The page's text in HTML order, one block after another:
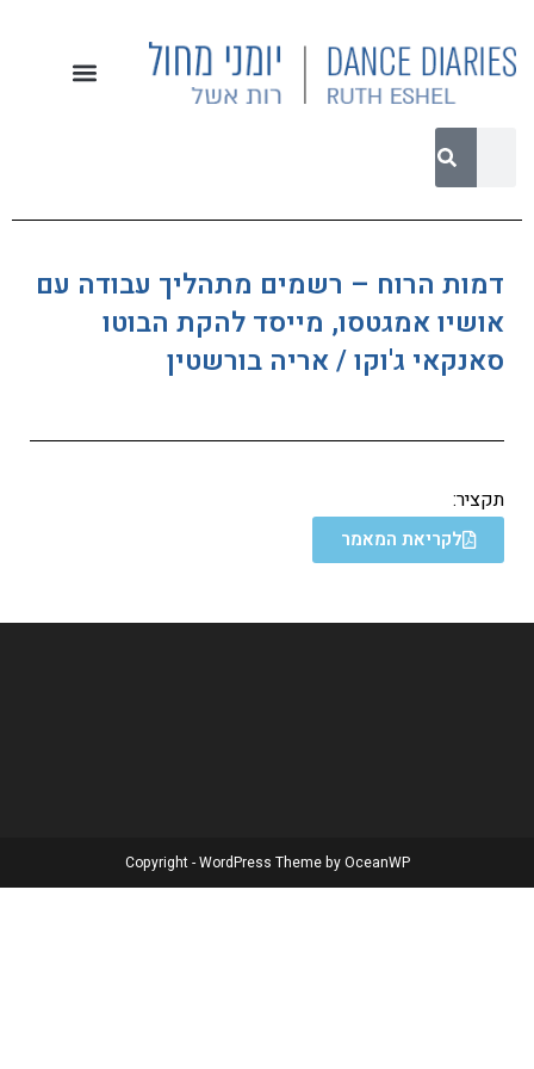
דמות הרוח – רשמים מתהליך עבודה עם
אושיו אמגטסו, מייסד להקת הבוטו
סאנקאי ג'וקו / אריה בורשטין
תקציר:
לקריאת המאמר
Copyright - WordPress Theme by OceanWP